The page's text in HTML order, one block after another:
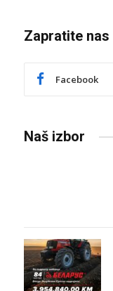
Zapratite nas
Facebook
Naš izbor